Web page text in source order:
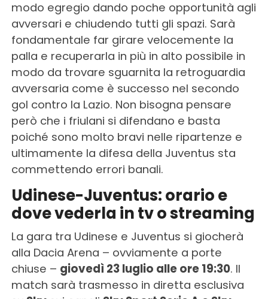
modo egregio dando poche opportunità agli
avversari e chiudendo tutti gli spazi. Sarà
fondamentale far girare velocemente la
palla e recuperarla in più in alto possibile in
modo da trovare sguarnita la retroguardia
avversaria come è successo nel secondo
gol contro la Lazio. Non bisogna pensare
però che i friulani si difendano e basta
poiché sono molto bravi nelle ripartenze e
ultimamente la difesa della Juventus sta
commettendo errori banali.
Udinese-Juventus: orario e
dove vederla in tv o streaming
La gara tra Udinese e Juventus si giocherà
alla Dacia Arena – ovviamente a porte
chiuse – giovedì 23 luglio alle ore 19:30. Il
match sarà trasmesso in diretta esclusiva